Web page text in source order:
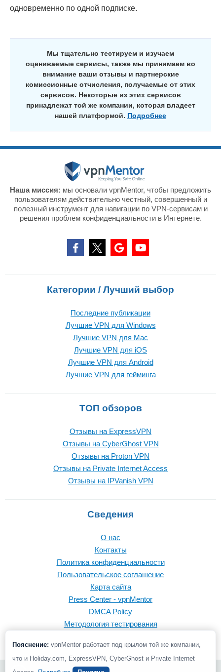
одновременно по одной подписке.
Мы тщательно тестируем и изучаем
оцениваемые сервисы, также мы принимаем во
внимание ваши отзывы и партнерские
комиссионные отчисления, получаемые от этих
сервисов. Некоторые из этих сервисов
принадлежат той же компании, которая владеет
нашей платформой. Подробнее
Наша миссия: мы основали vpnMentor, чтобы предложить
пользователям действительно честный, совершенный и
полезный инструмент для навигации по VPN-сервисам и
решения проблем конфиденциальности в Интернете.
Категории / Лучший выбор
Последние публикации
Лучшие VPN для Windows
Лучшие VPN для Mac
Лучшие VPN для iOS
Лучшие VPN для Android
Лучшие VPN для гейминга
ТОП обзоров
Отзывы на ExpressVPN
Отзывы на CyberGhost VPN
Отзывы на Proton VPN
Отзывы на Private Internet Access
Отзывы на IPVanish VPN
Сведения
О нас
Контакты
Политика конфиденциальности
Пользовательское соглашение
Карта сайта
Press Center - vpnMentor
DMCA Policy
Методология тестирования
© 2026 vpnMentor | Все права защищены
Пояснение: vpnMentor работает под крылом той же компании,
что и Holiday.com, ExpressVPN, CyberGhost и Private Internet